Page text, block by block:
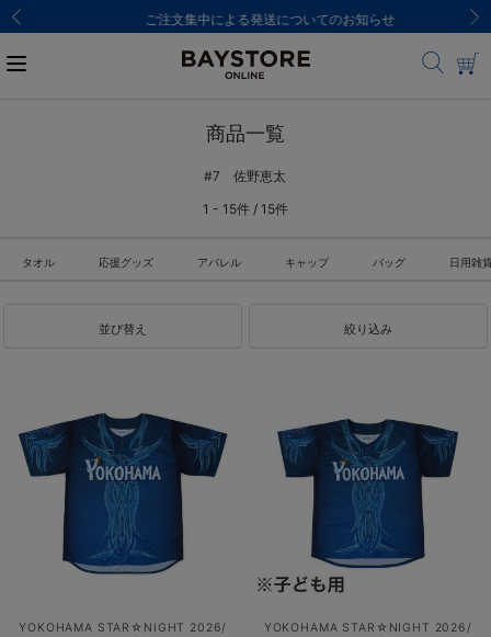
ご注文集中による発送についてのお知らせ
商品一覧
#7 佐野恵太
1 - 15件 / 15件
タオル 応援グッズ アパレル キャップ バッグ 日用雑
並び替え 絞り込み
YOKOHAMA STAR☆NIGHT 2026/
YOKOHAMA STAR☆NIGHT 2026/